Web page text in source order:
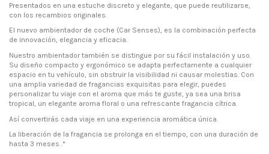
Presentados en una estuche discreto y elegante, que puede reutilizarse,
con los recambios originales.
El nuevo ambientador de coche (Car Senses), es la combinación perfecta
de innovación, elegancia y eficacia.
Nuestro ambientador también se distingue por su fácil instalación y uso.
Su diseño compacto y ergonómico se adapta perfectamente a cualquier
espacio en tu vehículo, sin obstruir la visibilidad ni causar molestias. Con
una amplia variedad de fragancias exquisitas para elegir, puedes
personalizar tu viaje con el aroma que más te guste, ya sea una brisa
tropical, un elegante aroma floral o una refrescante fragancia cítrica.
Así convertirás cada viaje en una experiencia aromática única.
La liberación de la fragancia se prolonga en el tiempo, con una duración de
hasta 3 meses .*